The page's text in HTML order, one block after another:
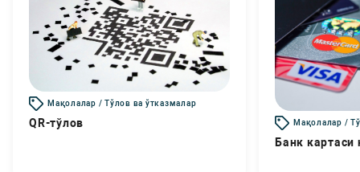
Мақолалар / Тўлов ва ўтказмалар
QR-тўлов Мақолалар /
Банк картаси